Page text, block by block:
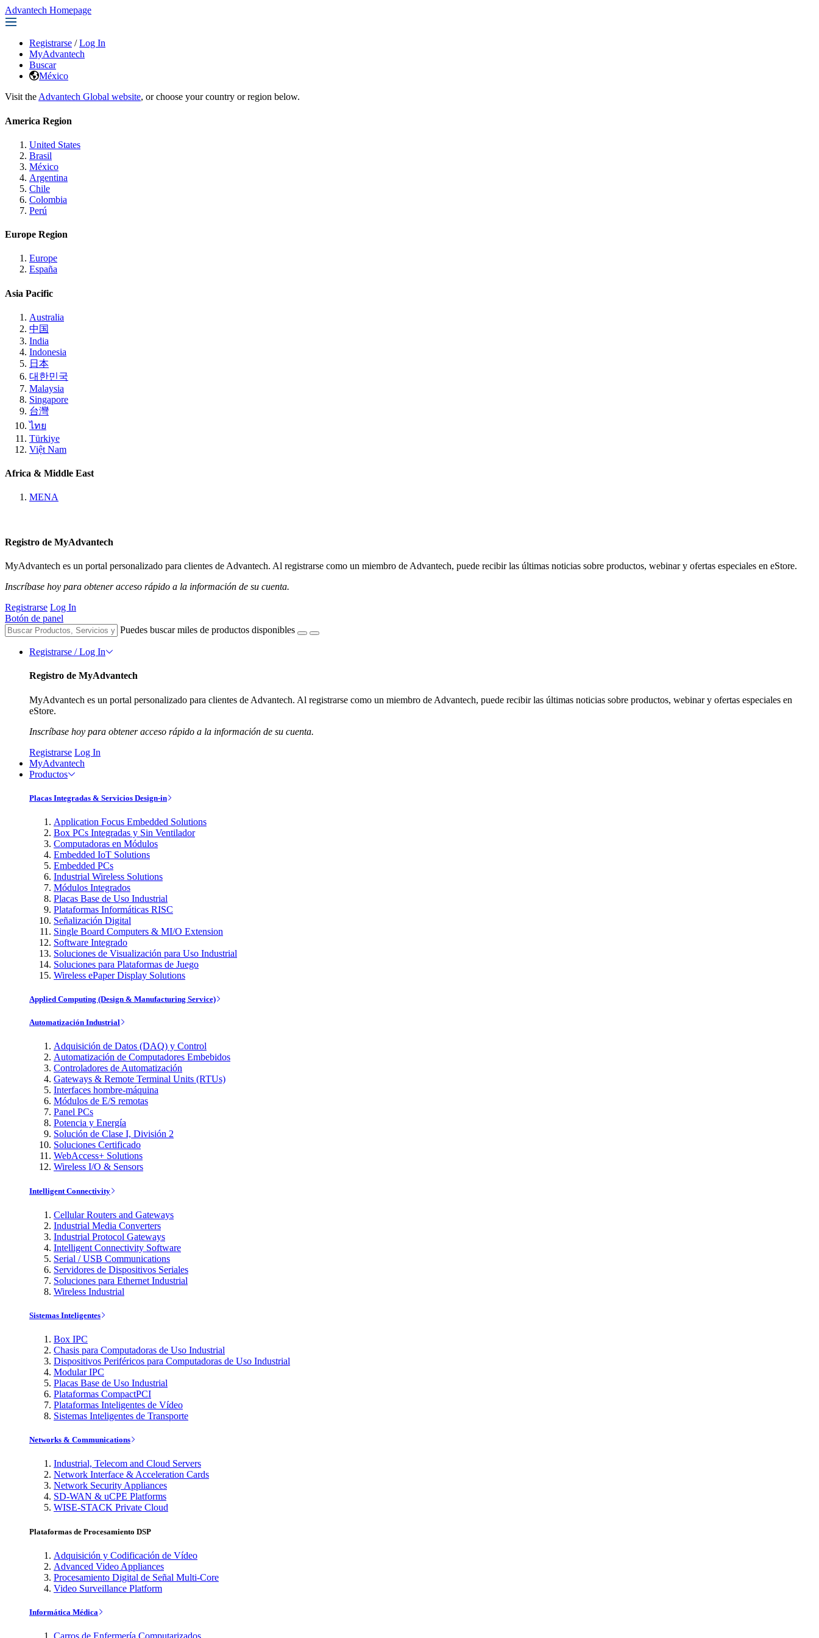
Advantech Homepage
Registrarse / Log In
MyAdvantech
Buscar
México
Visit the Advantech Global website, or choose your country or region below.
America Region
United States
Brasil
México
Argentina
Chile
Colombia
Perú
Europe Region
Europe
España
Asia Pacific
Australia
中国
India
Indonesia
日本
대한민국
Malaysia
Singapore
台灣
ไทย
Türkiye
Việt Nam
Africa & Middle East
MENA
Registro de MyAdvantech
MyAdvantech es un portal personalizado para clientes de Advantech. Al registrarse como un miembro de Advantech, puede recibir las últimas noticias sobre productos, webinar y ofertas especiales en eStore.
Inscríbase hoy para obtener acceso rápido a la información de su cuenta.
Registrarse Log In
Botón de panel
Puedes buscar miles de productos disponibles
Registrarse / Log In
Registro de MyAdvantech
MyAdvantech es un portal personalizado para clientes de Advantech. Al registrarse como un miembro de Advantech, puede recibir las últimas noticias sobre productos, webinar y ofertas especiales en
eStore.
Inscríbase hoy para obtener acceso rápido a la información de su cuenta.
Registrarse Log In
MyAdvantech
Productos
Placas Integradas & Servicios Design-in
Application Focus Embedded Solutions
Box PCs Integradas y Sin Ventilador
Computadoras en Módulos
Embedded IoT Solutions
Embedded PCs
Industrial Wireless Solutions
Módulos Integrados
Placas Base de Uso Industrial
Plataformas Informáticas RISC
Señalización Digital
Single Board Computers & MI/O Extension
Software Integrado
Soluciones de Visualización para Uso Industrial
Soluciones para Plataformas de Juego
Wireless ePaper Display Solutions
Applied Computing (Design & Manufacturing Service)
Automatización Industrial
Adquisición de Datos (DAQ) y Control
Automatización de Computadores Embebidos
Controladores de Automatización
Gateways & Remote Terminal Units (RTUs)
Interfaces hombre-máquina
Módulos de E/S remotas
Panel PCs
Potencia y Energía
Solución de Clase I, División 2
Soluciones Certificado
WebAccess+ Solutions
Wireless I/O & Sensors
Intelligent Connectivity
Cellular Routers and Gateways
Industrial Media Converters
Industrial Protocol Gateways
Intelligent Connectivity Software
Serial / USB Communications
Servidores de Dispositivos Seriales
Soluciones para Ethernet Industrial
Wireless Industrial
Sistemas Inteligentes
Box IPC
Chasis para Computadoras de Uso Industrial
Dispositivos Periféricos para Computadoras de Uso Industrial
Modular IPC
Placas Base de Uso Industrial
Plataformas CompactPCI
Plataformas Inteligentes de Vídeo
Sistemas Inteligentes de Transporte
Networks & Communications
Industrial, Telecom and Cloud Servers
Network Interface & Acceleration Cards
Network Security Appliances
SD-WAN & uCPE Platforms
WISE-STACK Private Cloud
Plataformas de Procesamiento DSP
Adquisición y Codificación de Vídeo
Advanced Video Appliances
Procesamiento Digital de Señal Multi-Core
Video Surveillance Platform
Informática Médica
Carros de Enfermería Computarizados